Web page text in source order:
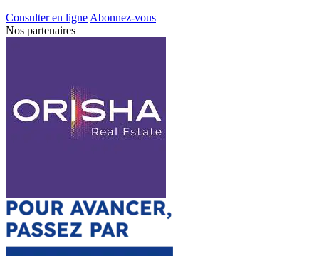
Consulter en ligne Abonnez-vous
Nos partenaires